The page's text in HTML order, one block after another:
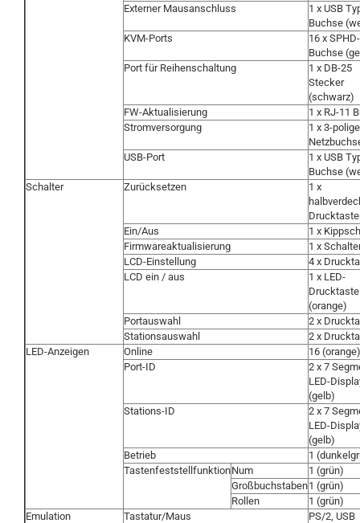
Externer Mausanschluss
1 x USB
Buchse
KVM-Ports
16 x
Buchse
Port für Reihenschaltung
1 x DB-25
Stecker
(schwarz)
FW-Aktualisierung
1 x RJ-11
Stromversorgung
1 x 3-polige
USB-Port
1 x USB
Buchse
Schalter
Zurücksetzen
1 x
Ein/Aus
1 x
Firmwareaktualisierung
1 x
LCD-Einstellung
4 x
LCD ein / aus
1 x LED-
Drucktaste
(orange)
Portauswahl
2 x
Stationsauswahl
2 x
LED-Anzeigen
Online
16 (orange)
Port-ID
2 x 7
LED-
(gelb)
Stations-ID
2 x 7
LED-
(gelb)
Betrieb
1
TastenfeststellfunktionNum
1 (grün)
Großbuchstaben1 (grün)
Rollen
1 (grün)
Emulation
Tastatur/Maus
PS/2, USB